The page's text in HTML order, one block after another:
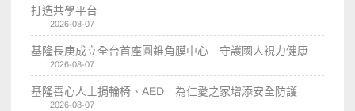
打造共學平台
2026-08-07
基隆長庚成立全台首座圓錐角膜中心 守護國人視力健康
2026-08-07
基隆善心人士捐輪椅、AED 為仁愛之家增添安全防護
2026-08-07